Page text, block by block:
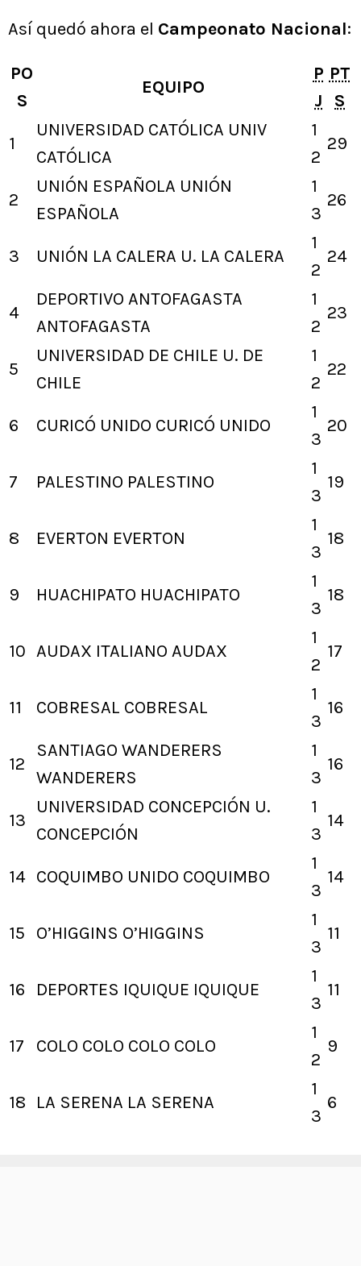
Así quedó ahora el Campeonato Nacional:
PO
S
EQUIPO
P
J
PT
S
1
UNIVERSIDAD CATÓLICA UNIV
CATÓLICA
1
2
29
2
UNIÓN ESPAÑOLA UNIÓN
ESPAÑOLA
1
3
26
3 UNIÓN LA CALERA U. LA CALERA
1
2
24
4
DEPORTIVO ANTOFAGASTA
ANTOFAGASTA
1
2
23
5
UNIVERSIDAD DE CHILE U. DE
CHILE
1
2
22
6 CURICÓ UNIDO CURICÓ UNIDO
1
3
20
7 PALESTINO PALESTINO
1
3
19
8 EVERTON EVERTON
1
3
18
9 HUACHIPATO HUACHIPATO
1
3
18
10 AUDAX ITALIANO AUDAX
1
2
17
11 COBRESAL COBRESAL
1
3
16
12
SANTIAGO WANDERERS
WANDERERS
1
3
16
13
UNIVERSIDAD CONCEPCIÓN U.
CONCEPCIÓN
1
3
14
14 COQUIMBO UNIDO COQUIMBO
1
3
14
15 O’HIGGINS O’HIGGINS
1
3
11
16 DEPORTES IQUIQUE IQUIQUE
1
3
11
17 COLO COLO COLO COLO
1
2
9
18 LA SERENA LA SERENA
1
3
6